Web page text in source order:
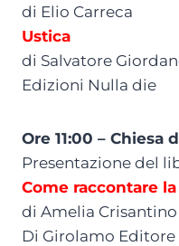
di Elio Carreca
Ustica
di Salvatore
Edizioni Nulla die
Ore 11:00 – Chiesa
Presentazione del
Come raccontare
di Amelia Crisantino
Di Girolamo Editore